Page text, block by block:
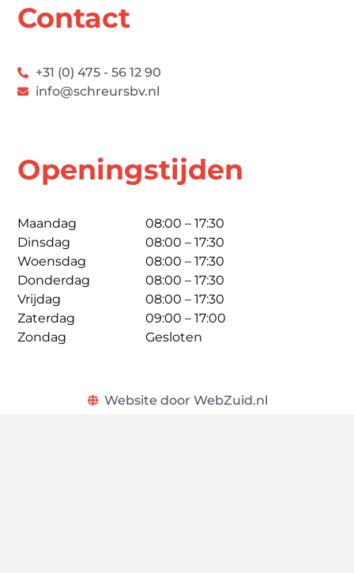
Contact
+31 (0) 475 - 56 12 90
info@schreursbv.nl
Openingstijden
Maandag
Dinsdag
Woensdag
Donderdag
Vrijdag
Zaterdag
Zondag
08:00 – 17:30
08:00 – 17:30
08:00 – 17:30
08:00 – 17:30
08:00 – 17:30
09:00 – 17:00
Gesloten
Website door WebZuid.nl